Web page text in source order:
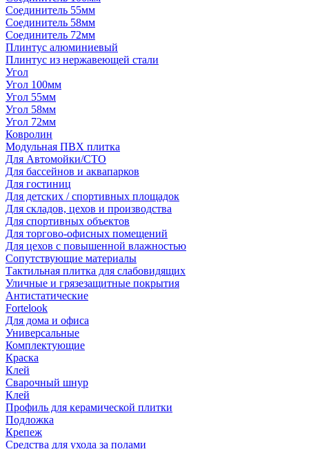
Соединитель 55мм
Соединитель 58мм
Соединитель 72мм
Плинтус алюминиевый
Плинтус из нержавеющей стали
Угол
Угол 100мм
Угол 55мм
Угол 58мм
Угол 72мм
Ковролин
Модульная ПВХ плитка
Для Автомойки/СТО
Для бассейнов и аквапарков
Для гостиниц
Для детских / спортивных площадок
Для складов, цехов и производства
Для спортивных объектов
Для торгово-офисных помещений
Для цехов с повышенной влажностью
Сопутствующие материалы
Тактильная плитка для слабовидящих
Уличные и грязезащитные покрытия
Антистатические
Fortelook
Для дома и офиса
Универсальные
Комплектующие
Краска
Клей
Сварочный шнур
Клей
Профиль для керамической плитки
Подложка
Крепеж
Средства для ухода за полами